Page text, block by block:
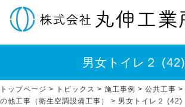
男女トイレ２ (42)
トップページ > トピックス > 施工事例 > 公共工事 >
の他工事（衛生空調設備工事）
> 男女トイレ２ (42)